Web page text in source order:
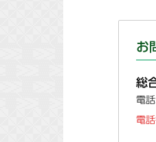
お
総
電
電